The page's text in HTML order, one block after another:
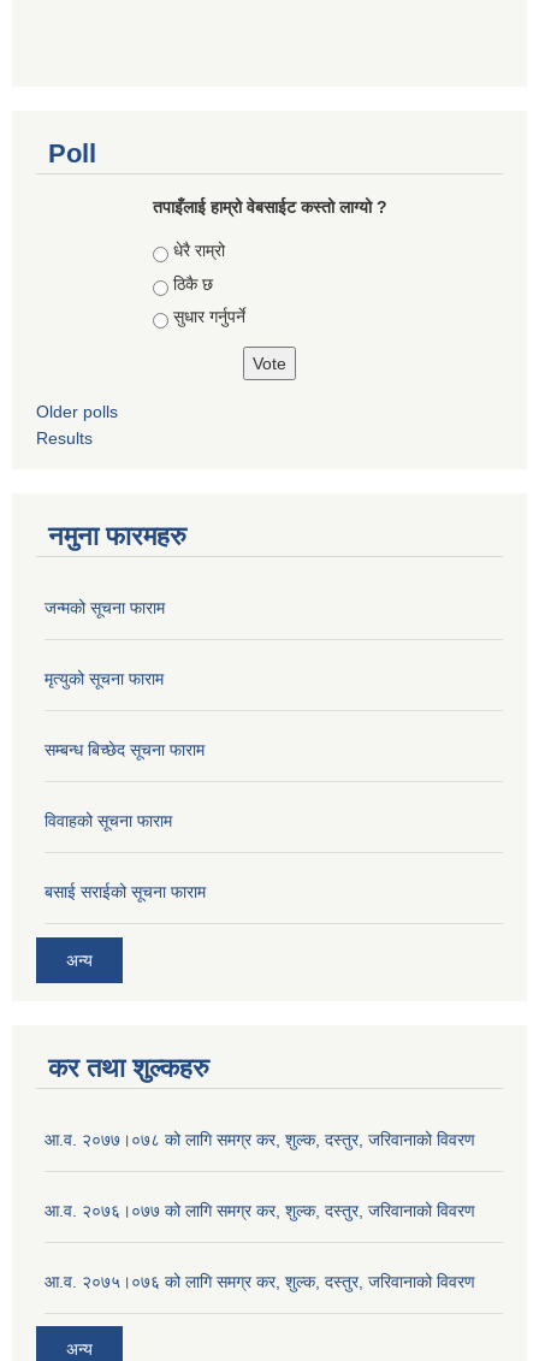
Poll
तपाइँलाई हाम्रो वेबसाईट कस्तो लाग्यो ?
Choices
धेरै राम्रो
ठिकै छ
सुधार गर्नुपर्ने
Older polls
Results
नमुना फारमहरु
जन्मको सूचना फाराम
मृत्युको सूचना फाराम
सम्बन्ध बिच्छेद सूचना फाराम
विवाहको सूचना फाराम
बसाई सराईको सूचना फाराम
अन्य
कर तथा शुल्कहरु
आ.व. २०७७।०७८ को लागि समग्र कर, शुल्क, दस्तुर, जरिवानाको विवरण
आ.व. २०७६।०७७ को लागि समग्र कर, शुल्क, दस्तुर, जरिवानाको विवरण
आ.व. २०७५।०७६ को लागि समग्र कर, शुल्क, दस्तुर, जरिवानाको विवरण
अन्य